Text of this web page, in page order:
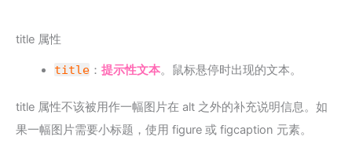
title 属性
title： 提示性文本。鼠标悬停时出现的文本。
title 属性不该被用作一幅图片在 alt 之外的补充说明信息。如
果一幅图片需要小标题，使用 figure 或 figcaption 元素。